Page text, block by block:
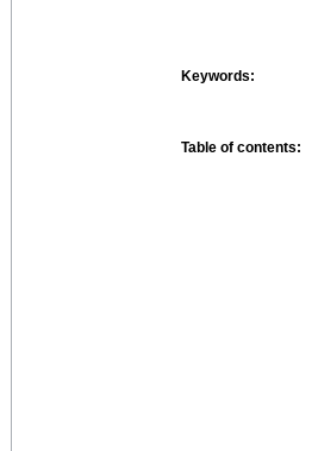
Keywords:
Table of contents: